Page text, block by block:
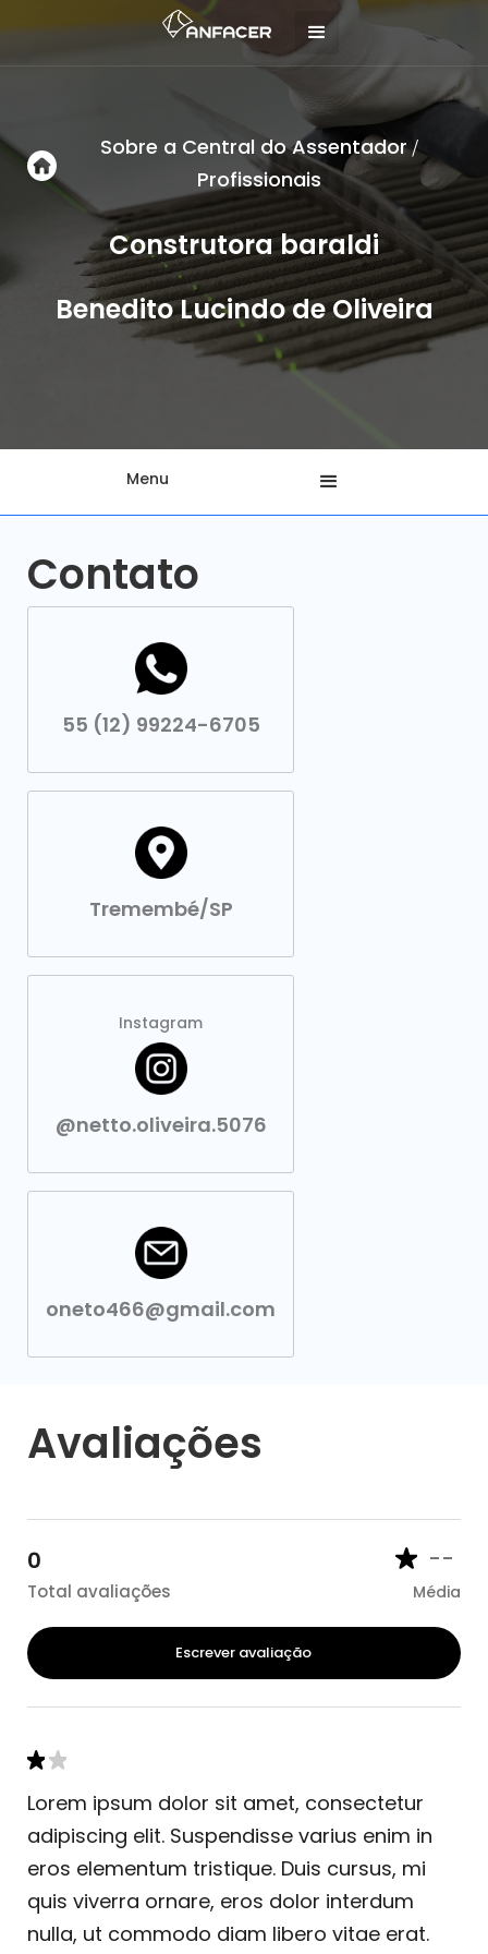
Sobre a Central do Assentador/
Profissionais
Construtora baraldi
Benedito Lucindo de Oliveira
Menu
Contato
55 (12) 99224-6705
Tremembé/SP
Instagram
@netto.oliveira.5076
oneto466@gmail.com
Avaliações
0
Total avaliações
--
Média
Escrever avaliação
Lorem ipsum dolor sit amet, consectetur
adipiscing elit. Suspendisse varius enim in
eros elementum tristique. Duis cursus, mi
quis viverra ornare, eros dolor interdum
nulla, ut commodo diam libero vitae erat.